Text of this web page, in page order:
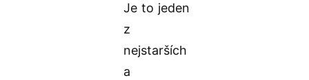
Je to jeden
z
nejstarších
a